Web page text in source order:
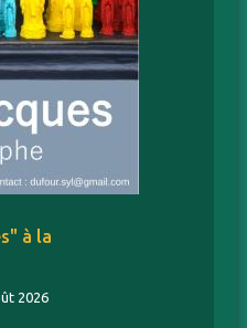
à la
2026